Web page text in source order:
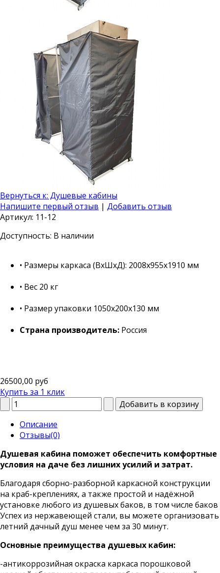
Вернуться к: Душевые кабины
Напишите первый отзыв | Добавить отзыв
Артикул: 11-12
Доступность: В наличии
• Размеры каркаса (ВхШхД): 2008x955x1910 мм
• Вес 20 кг
• Размер упаковки 1050х200х130 мм
Страна производитель: Россия
26500,00 руб
Купить за 1 клик
Описание
Отзывы(0)
Душевая кабина поможет обеспечить комфортные
условия на даче без лишних усилий и затрат.
Благодаря сборно-разборной каркасной конструкции
на краб-креплениях, а также простой и надёжной
установке любого из душевых баков, в том числе баков
Успех из нержавеющей стали, вы можете организовать
летний дачный душ менее чем за 30 минут.
Основные преимущества душевых кабин:
-антикоррозийная окраска каркаса порошковой